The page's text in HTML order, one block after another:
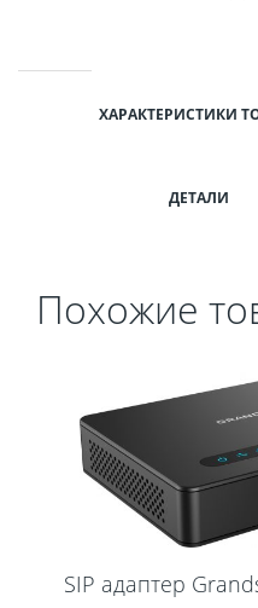
ХАРАКТЕРИСТИКИ
ДЕТАЛИ
Похожие
SIP aдаптер